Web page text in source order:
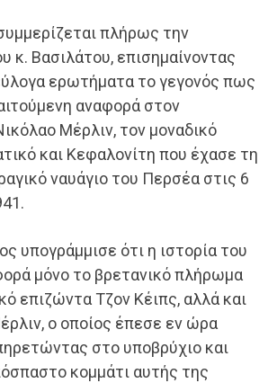
πλήρως την
κ. Βασιλάτου, επισημαίνοντας
ερωτήματα το γεγονός πως
αναφορά στον
Μέρλιν, τον μοναδικό
και Κεφαλονίτη που έχασε τη
ναυάγιο του Περσέα στις 6
υπογράμμισε ότι η ιστορία του
μόνο το βρετανικό πλήρωμα
επιζώντα Τζον Κέιπς, αλλά και
ο οποίος έπεσε εν ώρα
στο υποβρύχιο και
κομμάτι αυτής της